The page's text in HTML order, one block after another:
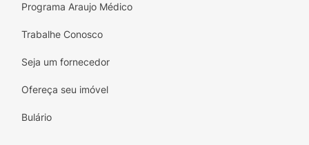
Programa Araujo Médico
Trabalhe Conosco
Seja um fornecedor
Ofereça seu imóvel
Bulário